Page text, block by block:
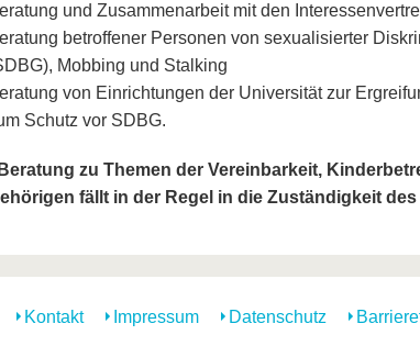
und Zusammenarbeit mit den
betroffener Personen von sexualisierter
Mobbing und Stalking
von Einrichtungen der Universität zur
Schutz vor SDBG.
zu Themen der Vereinbarkeit,
fällt in der Regel in die Zuständigkeit des
Kontakt Impressum Datenschutz